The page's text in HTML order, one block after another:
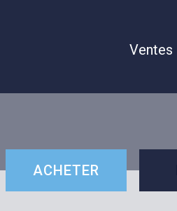
Ventes
ACHETER